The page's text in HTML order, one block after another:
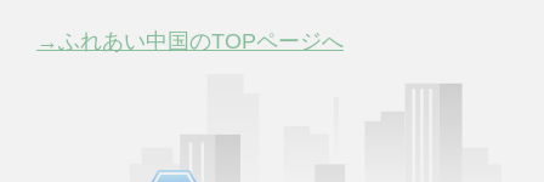
→ふれあい中国のTOPページへ